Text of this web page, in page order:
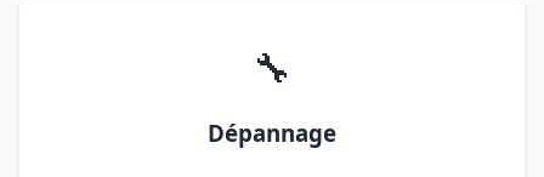
🔧
Dépannage